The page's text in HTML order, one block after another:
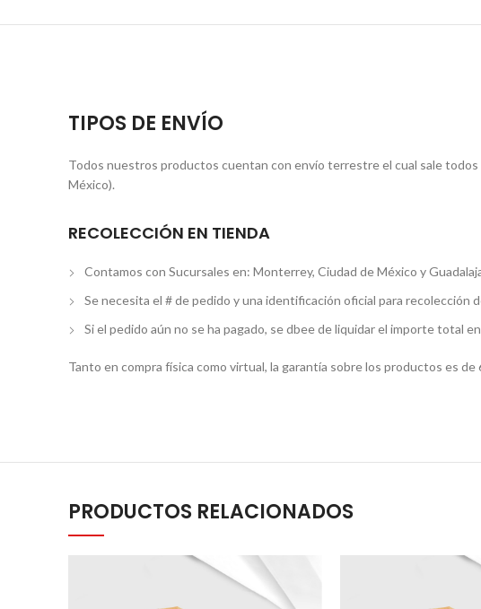
TIPOS DE ENVÍO
Todos nuestros productos cuentan con envío terrestre el cual sale todos
México).
RECOLECCIÓN EN TIENDA
Contamos con Sucursales en: Monterrey, Ciudad de México y
Se necesita el # de pedido y una identificación oficial para recolección
Si el pedido aún no se ha pagado, se dbee de liquidar el importe total
Tanto en compra física como virtual, la garantía sobre los productos es
PRODUCTOS RELACIONADOS